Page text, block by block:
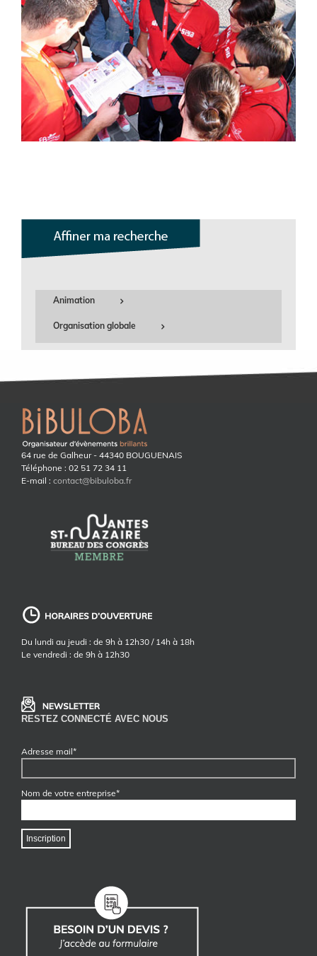
Animation
Organisation globale
64 rue de Galheur - 44340 BOUGUENAIS
Téléphone : 02 51 72 34 11
E-mail : contact@bibuloba.fr
Du lundi au jeudi : de 9h à 12h30 / 14h à 18h
Le vendredi : de 9h à 12h30
RESTEZ CONNECTÉ AVEC NOUS
Adresse mail*
Nom de votre entreprise*